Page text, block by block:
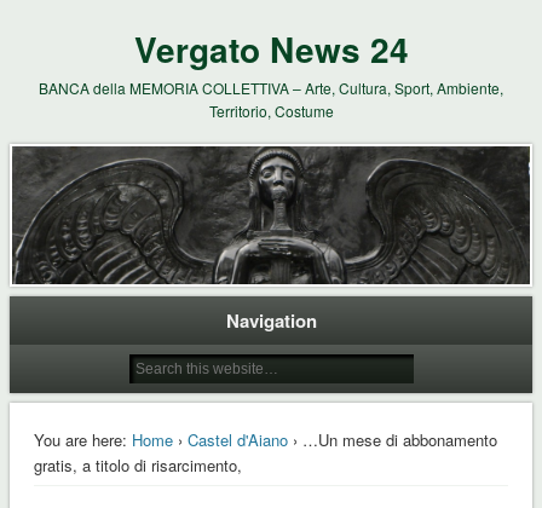
Vergato News 24
BANCA della MEMORIA COLLETTIVA – Arte, Cultura, Sport, Ambiente,
Territorio, Costume
Navigation
You are here: Home› Castel d'Aiano› …Un mese di abbonamento
gratis, a titolo di risarcimento,